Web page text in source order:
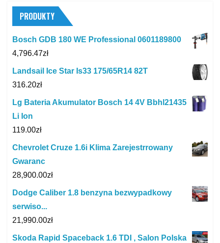
PRODUKTY
Bosch GDB 180 WE Professional 0601189800
4,796.47zł
Landsail Ice Star Is33 175/65R14 82T
316.20zł
Lg Bateria Akumulator Bosch 14 4V Bbhl21435
Li Ion
119.00zł
Chevrolet Cruze 1.6i Klima Zarejestrrowany
Gwaranc
28,900.00zł
Dodge Caliber 1.8 benzyna bezwypadkowy
serwiso...
21,990.00zł
Skoda Rapid Spaceback 1.6 TDI , Salon Polska